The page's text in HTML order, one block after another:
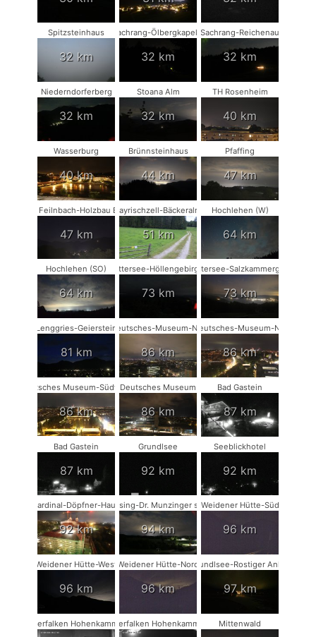
Spitzsteinhaus
32 km
Sachrang-Ölbergkapelle
32 km
Sachrang-Reichenau
32 km
Niederndorferberg
32 km
Stoana Alm
32 km
TH Rosenheim
40 km
Wasserburg
40 km
Brünnsteinhaus
44 km
Pfaffing
47 km
Bad Feilnbach-Holzbau Eder
47 km
Bayrischzell-Bäckeralm
51 km
Hochlehen (W)
64 km
Hochlehen (SO)
64 km
Attersee-Höllengebirge
73 km
Attersee-Salzkammergut
73 km
Lenggries-Geierstein
81 km
Deutsches-Museum-NW
86 km
Deutsches-Museum-NO
86 km
Deutsches Museum-Südwest
86 km
Deutsches Museum
86 km
Bad Gastein
87 km
Bad Gastein
87 km
Grundlsee
92 km
Seeblickhotel
92 km
Kardinal-Döpfner-Haus
92 km
Münsing-Dr. Munzinger sport
94 km
Weidener Hütte-Süd
96 km
Weidener Hütte-West
96 km
Weidener Hütte-Nord
96 km
Grundlsee-Rostiger Anker
97 km
Wanderfalken Hohenkammer #1Wanderfalken Hohenkammer #2 Mittenwald